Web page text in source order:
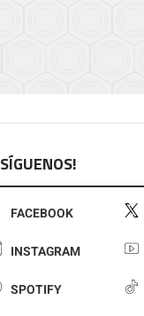
SÍGUENOS!
FACEBOOK
INSTAGRAM
SPOTIFY